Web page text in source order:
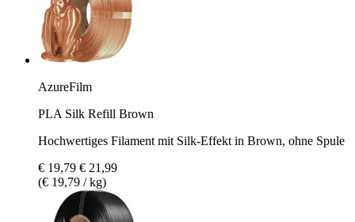
AzureFilm
PLA Silk Refill Brown
Hochwertiges Filament mit Silk-Effekt in Brown, ohne Spule
€ 19,79 € 21,99
(€ 19,79 / kg)